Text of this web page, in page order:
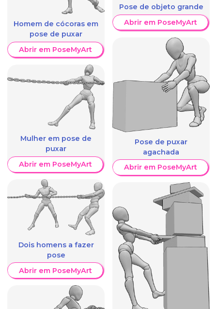
Homem de cócoras em
pose de puxar
Abrir em PoseMyArt
Mulher em pose de
puxar
Abrir em PoseMyArt
Dois homens a fazer
pose
Abrir em PoseMyArt
Pose de objeto grande
Abrir em PoseMyArt
Pose de puxar
agachada
Abrir em PoseMyArt